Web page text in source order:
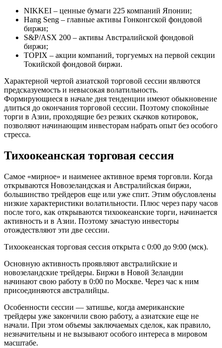
NIKKEI – ценные бумаги 225 компаний Японии;
Hang Seng – главные активы Гонконгской фондовой
биржи;
S&P/ASX 200 – активы Австралийской фондовой
биржи;
TOPIX – акции компаний, торгуемых на первой секции
Токийской фондовой биржи.
Характерной чертой азиатской торговой сессии являются
предсказуемость и невысокая волатильность.
Формирующиеся в начале дня тенденции имеют обыкновение
длиться до окончания торговой сессии. Поэтому спокойные
торги в Азии, проходящие без резких скачков котировок,
позволяют начинающим инвесторам набрать опыт без особого
стресса.
Тихоокеанская торговая сессия
Самое «мирное» и наименее активное время торговли. Когда
открываются Новозеландская и Австралийская биржи,
большинство трейдеров еще или уже спит. Этим обусловлены
низкие характеристики волатильности. Плюс через пару часов
после того, как открываются тихоокеанские торги, начинается
активность и в Азии. Поэтому зачастую инвесторы
отождествляют эти две сессии.
Тихоокеанская торговая сессия открыта с 0:00 до 9:00 (мск).
Основную активность проявляют австралийские и
новозеландские трейдеры. Биржи в Новой Зеландии
начинают свою работу в 0:00 по Москве. Через час к ним
присоединяются австралийцы.
Особенности сессии — затишье, когда американские
трейдеры уже закончили свою работу, а азиатские еще не
начали. При этом объемы заключаемых сделок, как правило,
незначительны и не вызывают особого интереса в мировом
масштабе.